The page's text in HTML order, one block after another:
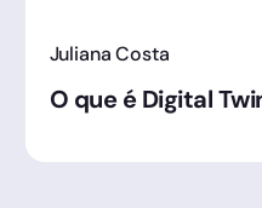
Juliana Costa
O que é Digital